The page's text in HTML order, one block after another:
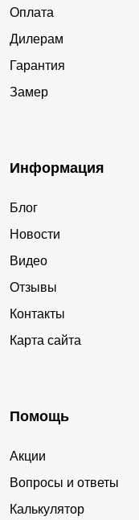
Оплата
Дилерам
Гарантия
Замер
Информация
Блог
Новости
Видео
Отзывы
Контакты
Карта сайта
Помощь
Акции
Вопросы и ответы
Калькулятор